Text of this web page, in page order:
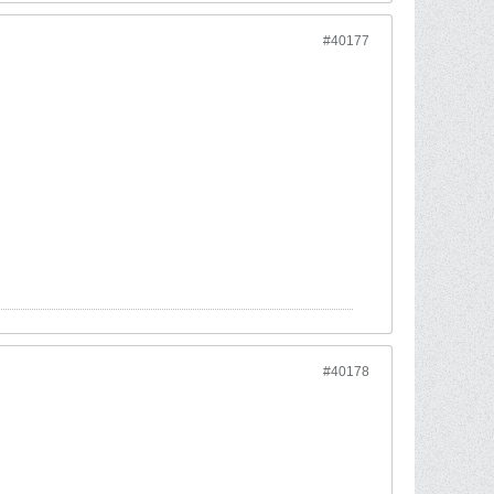
#40177
#40178